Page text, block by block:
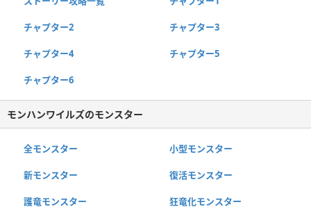
チャプター2 チャプター3
チャプター4 チャプター5
チャプター6
モンハンワイルズのモンスター
全モンスター 小型モンスター
新モンスター 復活モンスター
護竜モンスター 狂竜化モンスター